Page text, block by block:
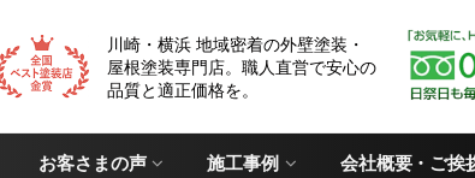
川崎・横浜 地域密着の外壁塗装・
屋根塗装専門店。職人直営で安心の
品質と適正価格を。
お客さまの声 施工事例 会社概要・ご挨